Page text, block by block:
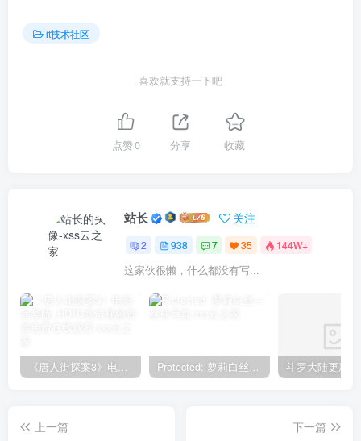
it技术社区
喜欢就支持一下吧
点赞0 分享 收藏
站长 关注
2 938 7 35 144W+
这家伙很懒，什么都没有写...
《唐人街探案3》电影完整版_HDTC高清视频资源免费在线观看 Protected: 萝莉白丝—丝袜写真
上一篇
下一篇